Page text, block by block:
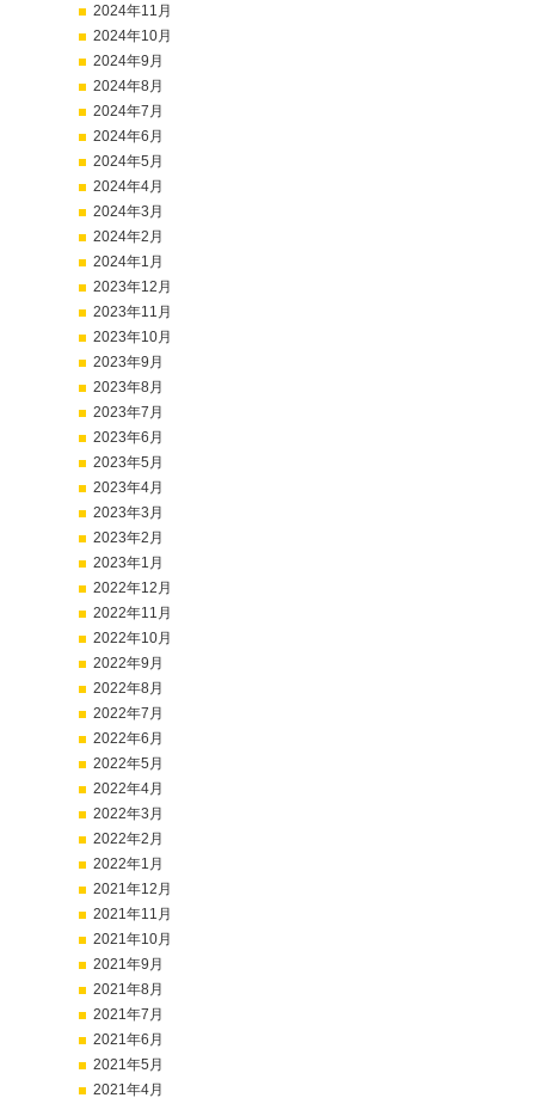
2024年11月
2024年10月
2024年9月
2024年8月
2024年7月
2024年6月
2024年5月
2024年4月
2024年3月
2024年2月
2024年1月
2023年12月
2023年11月
2023年10月
2023年9月
2023年8月
2023年7月
2023年6月
2023年5月
2023年4月
2023年3月
2023年2月
2023年1月
2022年12月
2022年11月
2022年10月
2022年9月
2022年8月
2022年7月
2022年6月
2022年5月
2022年4月
2022年3月
2022年2月
2022年1月
2021年12月
2021年11月
2021年10月
2021年9月
2021年8月
2021年7月
2021年6月
2021年5月
2021年4月